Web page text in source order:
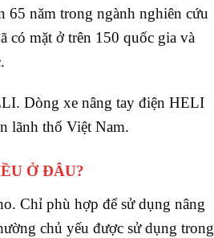
năm trong ngành nghiên cứu
có mặt ở trên 150 quốc gia và
Dòng xe nâng tay điện HELI
lãnh thổ Việt Nam.
Ở ĐÂU?
Chỉ phù hợp để sử dụng nâng
chủ yếu được sử dụng trong